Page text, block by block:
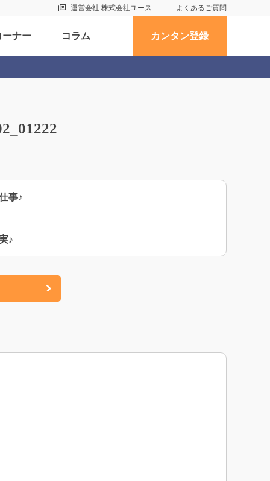
運営会社 株式会社ユース よくあるご質問
ーナー コラム カンタン登録
事♪
♪